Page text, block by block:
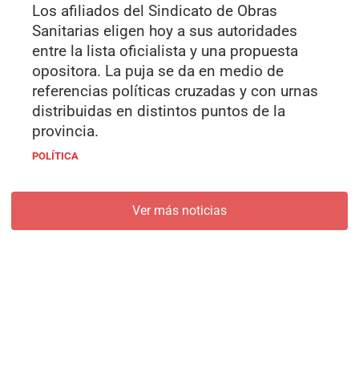
Los afiliados del Sindicato de Obras
Sanitarias eligen hoy a sus autoridades
entre la lista oficialista y una propuesta
opositora. La puja se da en medio de
referencias políticas cruzadas y con urnas
distribuidas en distintos puntos de la
provincia.
POLÍTICA
Ver más noticias